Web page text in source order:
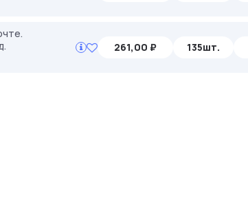
261,00 ₽ 135шт.